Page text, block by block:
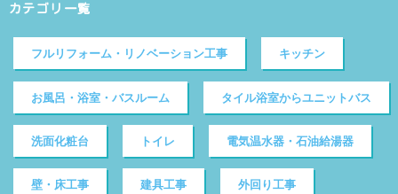
カテゴリ一覧
フルリフォーム・リノベーション工事 キッチン
お風呂・浴室・バスルーム タイル浴室からユニットバス
洗面化粧台 トイレ 電気温水器・石油給湯器
壁・床工事 建具工事 外回り工事